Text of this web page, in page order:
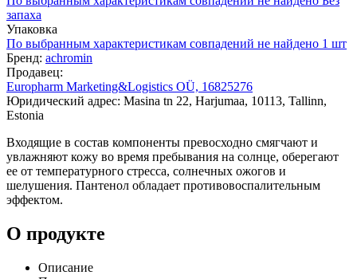
запаха
Упаковка
По выбранным характеристикам совпадений не найдено 1 шт
Бренд: achromin
Продавец:
Europharm Marketing&Logistics OÜ, 16825276
Юридический адрес: Masina tn 22, Harjumaa, 10113, Tallinn,
Estonia
Входящие в состав компоненты превосходно смягчают и
увлажняют кожу во время пребывания на солнце, оберегают
ее от температурного стресса, солнечных ожогов и
шелушения. Пантенол обладает противовоспалительным
эффектом.
О продукте
Описание